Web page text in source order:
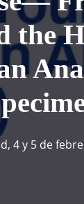
the
4 y 5 de